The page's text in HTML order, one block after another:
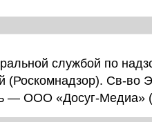
службой по
(Роскомнадзор). Св-
— ООО «Досуг-Медиа» (